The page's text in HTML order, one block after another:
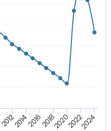
2012201420162018202020222024